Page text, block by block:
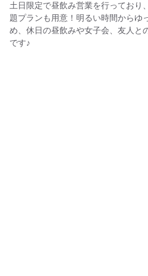
土日限定で昼飲み営業を行っており
題プランも用意！明るい時間からゆ
め、休日の昼飲みや女子会、友人と
です♪